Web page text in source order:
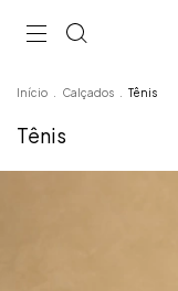
Início Calçados Tênis
Tênis